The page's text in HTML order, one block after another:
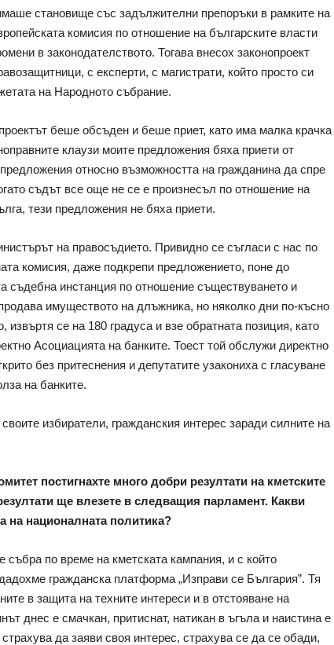
становище със задължителни препоръки в рамките на
комисия по отношение на българските власти
в законодателството. Тогава внесох законопроект
с експерти, с магистрати, който просто си
на Народното събрание.
беше обсъден и беше приет, като има малка крачка
клаузи моите предложения бяха приети от
относно възможността на гражданина да спре
съдът все още не се е произнесъл по отношение на
тези предложения не бяха приети.
на правосъдието. Привидно се съгласи с нас по
комисия, даже подкрепи предложението, поне до
съдебна инстанция по отношение съществуването и
имуществото на длъжника, но няколко дни по-късно
извъртя се на 180 градуса и взе обратната позиция, като
Асоциацията на банките. Тоест той обслужи директно
без притеснения и депутатите узакониха с гласуване
на банките.
избиратели, гражданския интерес заради силните на
постигнахте много добри резултати на кметските
ще влезете в следващия парламент. Какви
на националната политика?
събра по време на кметската кампания, и с който
гражданска платформа „Изправи се България”. Тя
в защита на техните интереси и в отстояване на
днес е смачкан, притиснат, натикан в ъгъла и наистина е
да заяви своя интерес, страхува се да се обади,